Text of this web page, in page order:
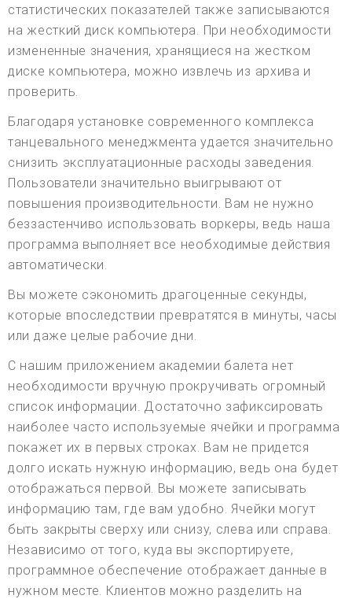
статистических показателей также записываются
на жесткий диск компьютера. При необходимости
измененные значения, хранящиеся на жестком
диске компьютера, можно извлечь из архива и
проверить.
Благодаря установке современного комплекса
танцевального менеджмента удается значительно
снизить эксплуатационные расходы заведения.
Пользователи значительно выигрывают от
повышения производительности. Вам не нужно
беззастенчиво использовать воркеры, ведь наша
программа выполняет все необходимые действия
автоматически.
Вы можете сэкономить драгоценные секунды,
которые впоследствии превратятся в минуты, часы
или даже целые рабочие дни.
С нашим приложением академии балета нет
необходимости вручную прокручивать огромный
список информации. Достаточно зафиксировать
наиболее часто используемые ячейки и программа
покажет их в первых строках. Вам не придется
долго искать нужную информацию, ведь она будет
отображаться первой. Вы можете записывать
информацию там, где вам удобно. Ячейки могут
быть закрыты сверху или снизу, слева или справа.
Независимо от того, куда вы экспортируете,
программное обеспечение отображает данные в
нужном месте. Клиентов можно разделить на